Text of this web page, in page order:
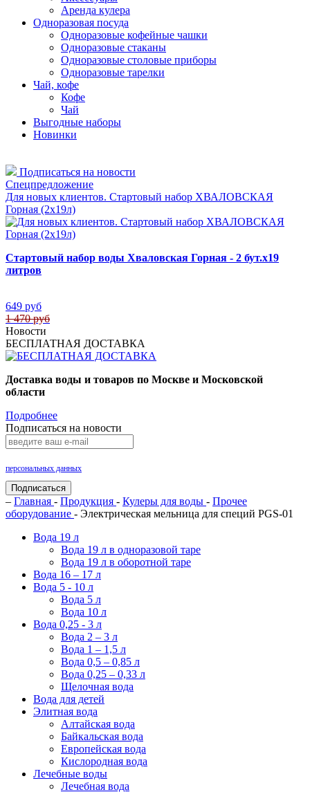
Аренда кулера
Одноразовая посуда
Одноразовые кофейные чашки
Одноразовые стаканы
Одноразовые столовые приборы
Одноразовые тарелки
Чай, кофе
Кофе
Чай
Выгодные наборы
Новинки
Подписаться на новости
Спецпредложение
Для новых клиентов. Стартовый набор ХВАЛОВСКАЯ
Горная (2х19л)
Стартовый набор воды Хваловская Горная - 2 бут.х19
литров
649 руб
1 470 руб
Новости
БЕСПЛАТНАЯ ДОСТАВКА
Доставка воды и товаров по Москве и Московской
области
Подробнее
Подписаться на новости
персональных данных
Подписаться
– Главная - Продукция - Кулеры для воды - Прочее
оборудование - Электрическая мельница для специй PGS-01
Вода 19 л
Вода 19 л в одноразовой таре
Вода 19 л в оборотной таре
Вода 16 – 17 л
Вода 5 - 10 л
Вода 5 л
Вода 10 л
Вода 0,25 - 3 л
Вода 2 – 3 л
Вода 1 – 1,5 л
Вода 0,5 – 0,85 л
Вода 0,25 – 0,33 л
Щелочная вода
Вода для детей
Элитная вода
Алтайская вода
Байкальская вода
Европейская вода
Кислородная вода
Лечебные воды
Лечебная вода